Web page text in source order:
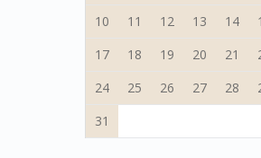
10
11 12 13 14
17
18 19 20 21
24
25 26 27 28
31